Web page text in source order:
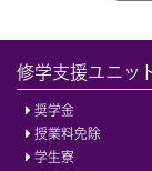
修学支援ユニッ
奨学金
授業料免除
学生寮